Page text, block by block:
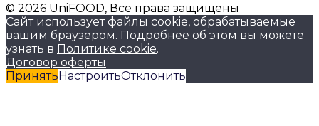
© 2026 UniFOOD, Все права защищены
Сайт использует файлы cookie, обрабатываемые
вашим браузером. Подробнее об этом вы можете
узнать в Политике cookie.
Договор оферты
ПринятьНастроитьОтклонить